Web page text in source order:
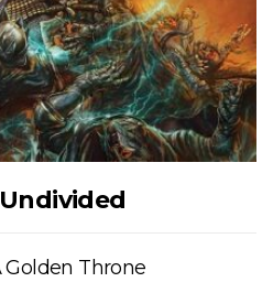
Undivided
Golden Throne